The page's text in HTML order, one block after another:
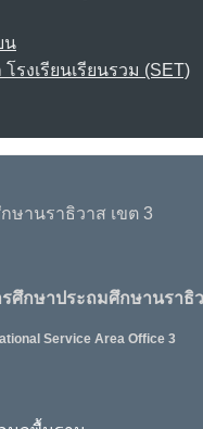
น
รงเรียนเรียนรวม (SET)
ษานราธิวาส เขต 3
ศึกษาประถมศึกษานราธิว
Service Area Office 3